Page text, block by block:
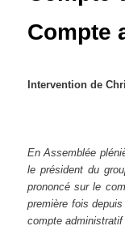
Compte
Intervention de
En Assemblée
le président du
prononcé sur le
première fois
compte